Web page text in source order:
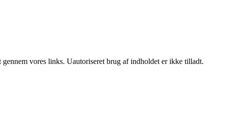
vores links. Uautoriseret brug af indholdet er ikke tilladt.